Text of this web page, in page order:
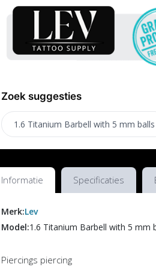
Zoek suggesties
1.6 Titanium Barbell with 5 mm balls
Informatie Specificaties
Merk:Lev
Model:1.6 Titanium Barbell with 5 mm
Piercings piercing